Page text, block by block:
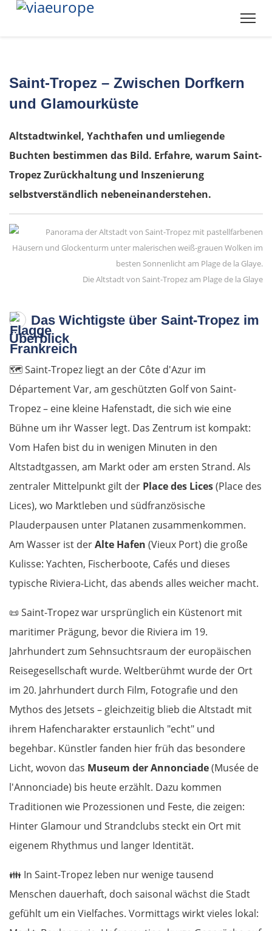
Saint-Tropez – Zwischen Dorfkern
und Glamourküste
Altstadtwinkel, Yachthafen und umliegende
Buchten bestimmen das Bild. Erfahre, warum Saint-
Tropez Zurückhaltung und Inszenierung
selbstverständlich nebeneinanderstehen.
Die Altstadt von Saint-Tropez am Plage de la Glaye
Das Wichtigste über Saint-Tropez im
Überblick
🗺️Saint-Tropez liegt an der Côte d'Azur im
Département Var, am geschützten Golf von Saint-
Tropez – eine kleine Hafenstadt, die sich wie eine
Bühne um ihr Wasser legt. Das Zentrum ist kompakt:
Vom Hafen bist du in wenigen Minuten in den
Altstadtgassen, am Markt oder am ersten Strand. Als
zentraler Mittelpunkt gilt der Place des Lices(Place des
Lices), wo Marktleben und südfranzösische
Plauderpausen unter Platanen zusammenkommen.
Am Wasser ist derAlte Hafen (Vieux Port) die große
Kulisse: Yachten, Fischerboote, Cafés und dieses
typische Riviera-Licht, das abends alles weicher macht.
📜 Saint-Tropez war ursprünglich ein Küstenort mit
maritimer Prägung, bevor die Riviera im 19.
Jahrhundert zum Sehnsuchtsraum der europäischen
Reisegesellschaft wurde. Weltberühmt wurde der Ort
im 20. Jahrhundert durch Film, Fotografie und den
Mythos des Jetsets – gleichzeitig blieb die Altstadt mit
ihrem Hafencharakter erstaunlich "echt" und
begehbar. Künstler fanden hier früh das besondere
Licht, wovon das Museum der Annonciade(Musée de
l'Annonciade) bis heute erzählt. Dazu kommen
Traditionen wie Prozessionen und Feste, die zeigen:
Hinter Glamour und Strandclubs steckt ein Ort mit
eigenem Rhythmus und langer Identität.
👪 In Saint-Tropez leben nur wenige tausend
Menschen dauerhaft, doch saisonal wächst die Stadt
gefühlt um ein Vielfaches. Vormittags wirkt vieles lokal: